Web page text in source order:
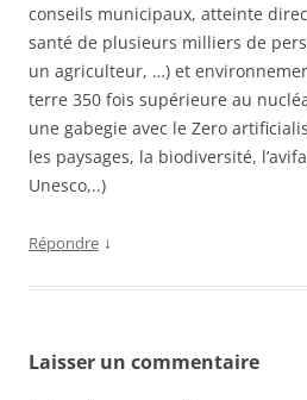
conseils municipaux, atteinte
santé de plusieurs milliers de
un agriculteur, …) et
terre 350 fois supérieure au
une gabegie avec le Zero
les paysages, la biodiversité,
Unesco,..)
Répondre ↓
Laisser un commentaire